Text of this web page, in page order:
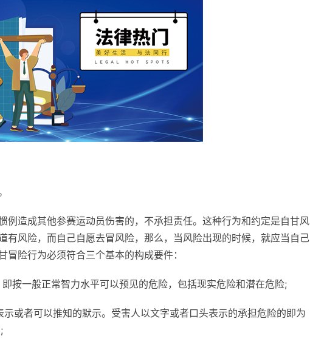
例造成其他参赛运动员伤害的，不承担责任。这种行为和约定是自甘风
有风险，而自己自愿去冒风险，那么，当风险出现的时候，就应当自己
险行为必须符合三个基本的构成要件：
按一般正常智力水平可以预见的危险，包括现实危险和潜在危险;
或者可以推知的默示。受害人以文字或者口头表示的承担危险的即为